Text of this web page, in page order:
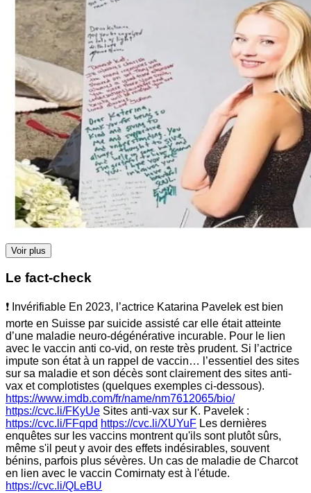
Voir plus
Le fact-check
❗ Invérifiable En 2023, l’actrice Katarina Pavelek est bien
morte en Suisse par suicide assisté car elle était atteinte
d’une maladie neuro-dégénérative incurable. Pour le lien
avec le vaccin anti co-vid, on reste très prudent. Si l’actrice
impute son état à un rappel de vaccin… l’essentiel des sites
sur sa maladie et son décès sont clairement des sites anti-
vax et complotistes (quelques exemples ci-dessous).
https://www.imdb.com/fr/name/nm7612065/bio/
https://cvc.li/FKyUe Sites anti-vax sur K. Pavelek :
https://cvc.li/FFqpd https://cvc.li/XUYuF Les dernières
enquêtes sur les vaccins montrent qu'ils sont plutôt sûrs,
même s'il peut y avoir des effets indésirables, souvent
bénins, parfois plus sévères. Un cas de maladie de Charcot
en lien avec le vaccin Comirnaty est à l'étude.
https://cvc.li/QLeBU